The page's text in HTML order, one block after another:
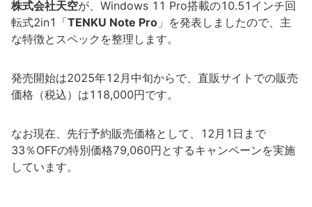
株式会社天空が、Windows 11 Pro搭載の10.51インチ回
転式2in1「TENKU Note Pro 」を発表しましたので、主
な特徴とスペックを整理します。
発売開始は2025年12月中旬からで、直販サイトでの販売
価格（税込）は118,000円です。
なお現在、先行予約販売価格として、12月1日まで
33％OFFの特別価格79,060円とするキャンペーンを実施
しています。